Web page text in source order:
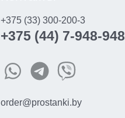
+375 (33) 300-200-3
+375 (44) 7-948-948
order@prostanki.by